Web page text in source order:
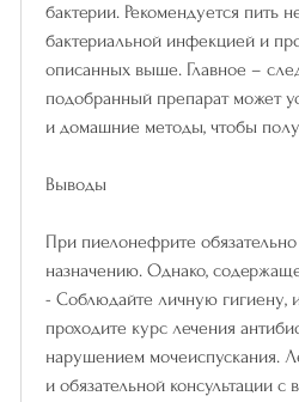
бактерии. Рекомендуется пить
бактериальной инфекцией и
описанных выше. Главное –
подобранный препарат может
и домашние методы, чтобы
Выводы
При пиелонефрите
назначению. Однако,
- Соблюдайте личную гигиену,
проходите курс лечения
нарушением мочеиспускания.
и обязательной консультации с